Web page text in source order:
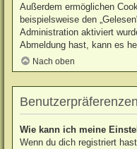
Außerdem ermöglichen
beispielsweise den
Administration aktiviert
Abmeldung hast, kann es
Nach oben
Wie kann ich meine
Wenn du dich registriert